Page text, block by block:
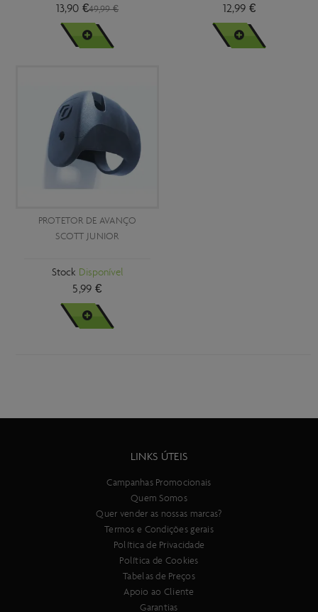
13,90 €49,99 €
VER MAIS
12,99 €
VER MAIS
PROTETOR DE AVANÇO
SCOTT JUNIOR
Stock Disponível
5,99 €
VER MAIS
LINKS ÚTEIS
Campanhas Promocionais
Quem Somos
Quer vender as nossas marcas?
Termos e Condições gerais
Política de Privacidade
Política de Cookies
Tabelas de Preços
Apoio ao Cliente
Garantias